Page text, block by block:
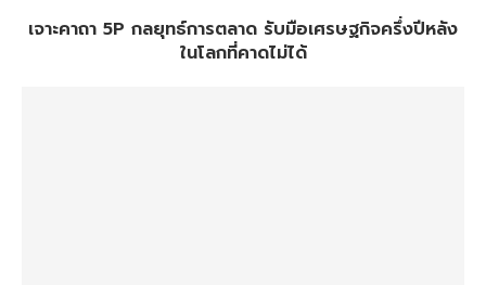
เจาะคาถา 5P กลยุทธ์การตลาด รับมือเศรษฐกิจครึ่งปีหลัง
ในโลกที่คาดไม่ได้